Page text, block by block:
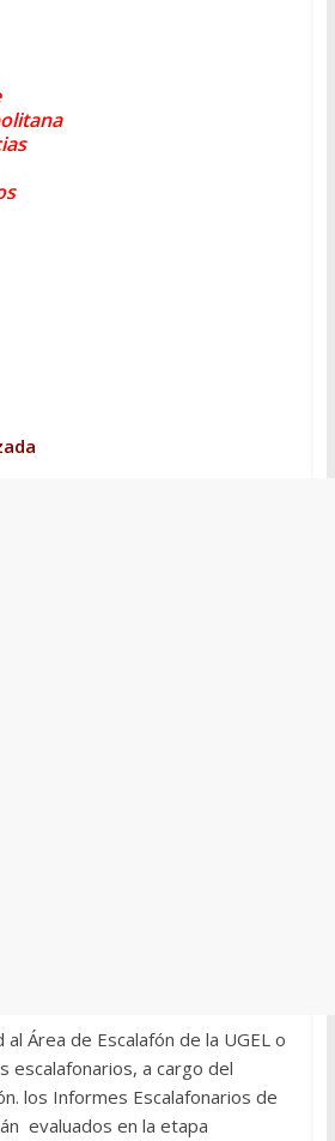
al Área de Escalafón de la UGEL o
escalafonarios, a cargo del
los Informes Escalafonarios de
evaluados en la etapa